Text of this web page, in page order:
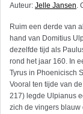
Auteur: Jelle Jansen.
Ruim een derde van
hand van Domitius
dezelfde tijd als
rond het jaar 160. In
Tyrus in Phoenicisch
Vooral ten tijde van
217) legde Ulpianus
zich de vingers blauw